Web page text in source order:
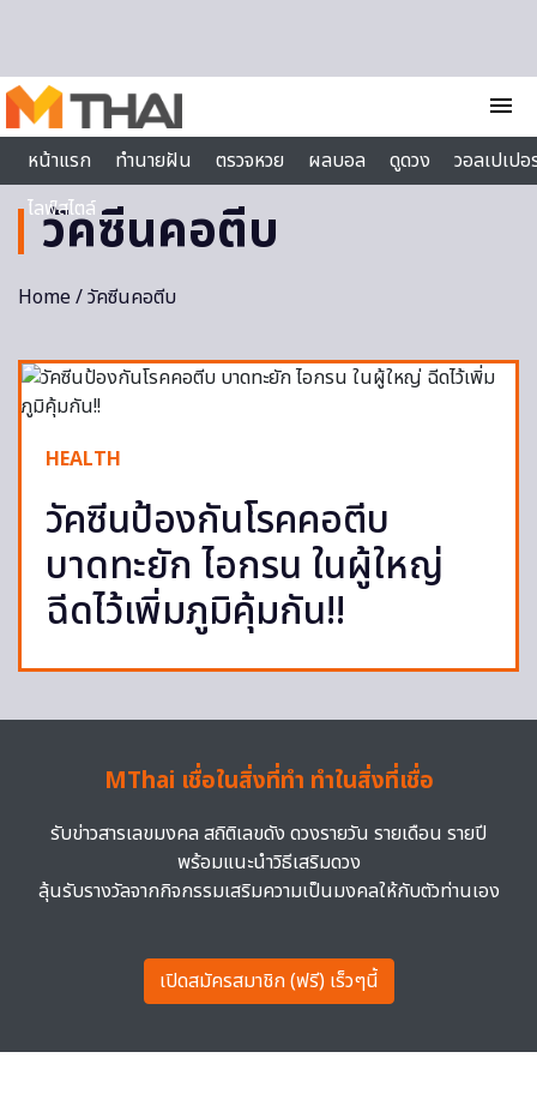
menu
หน้าแรก
ทำนายฝัน ตรวจหวย ผลบอล ดูดวง
วอลเปเป
ไลฟ์สไตล์
วัคซีนคอตีบ
Home/ วัคซีนคอตีบ
HEALTH
วัคซีนป้องกันโรคคอตีบ
บาดทะยัก ไอกรน ในผู้ใหญ่
ฉีดไว้เพิ่มภูมิคุ้มกัน!!
MThai เชื่อในสิ่งที่ทำ ทำในสิ่งที่เชื่อ
รับข่าวสารเลขมงคล สถิติเลขดัง ดวงรายวัน รายเดือน รายปี
พร้อมแนะนำวิธีเสริมดวง
ลุ้นรับรางวัลจากกิจกรรมเสริมความเป็นมงคลให้กับตัวท่านเอง
เปิดสมัครสมาชิก (ฟรี) เร็วๆนี้